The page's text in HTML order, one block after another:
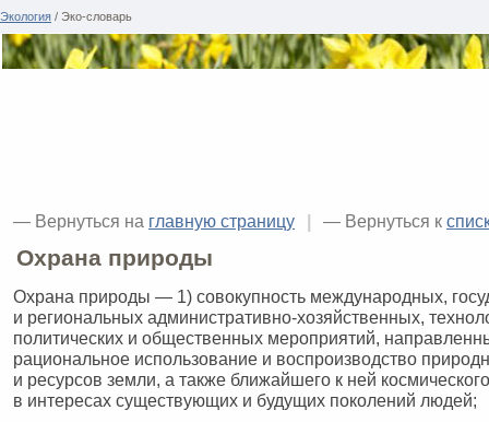
Экология / Эко-словарь
— Вернуться на главную страницу | — Вернуться к
Охрана природы
Охрана природы — 1) совокупность международных,
и региональных административно-хозяйственных,
политических и общественных мероприятий,
рациональное использование и воспроизводство
и ресурсов земли, а также ближайшего к ней
в интересах существующих и будущих поколений людей;